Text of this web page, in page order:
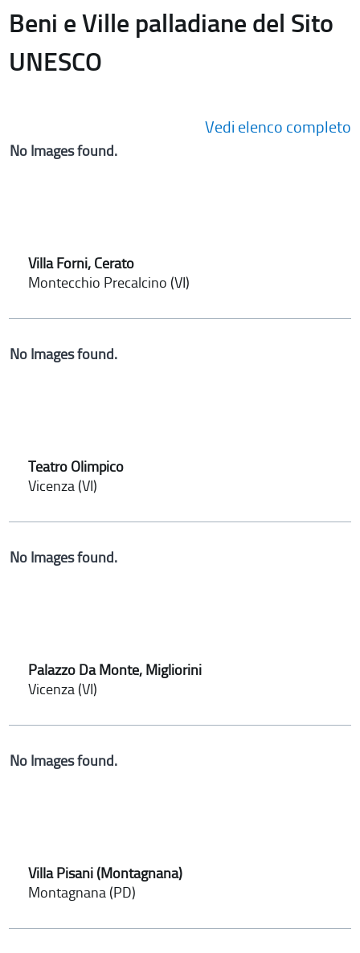
Beni e Ville palladiane del Sito
UNESCO
Vedi elenco completo
No Images found.
Villa Forni, Cerato
Montecchio Precalcino (VI)
No Images found.
Teatro Olimpico
Vicenza (VI)
No Images found.
Palazzo Da Monte, Migliorini
Vicenza (VI)
No Images found.
Villa Pisani (Montagnana)
Montagnana (PD)